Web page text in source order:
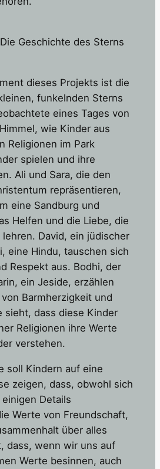
Geschichte des Sterns
dieses Projekts ist die
funkelnden Sterns
eines Tages von
wie Kinder aus
Religionen im Park
spielen und ihre
Ali und Sara, die den
repräsentieren,
eine Sandburg und
Helfen und die Liebe, die
David, ein jüdischer
eine Hindu, tauschen sich
Respekt aus. Bodhi, der
ein Jeside, erzählen
Barmherzigkeit und
sieht, dass diese Kinder
Religionen ihre Werte
verstehen.
soll Kindern auf eine
zeigen, dass, obwohl sich
Details
Werte von Freundschaft,
über alles
dass, wenn wir uns auf
Werte besinnen, auch